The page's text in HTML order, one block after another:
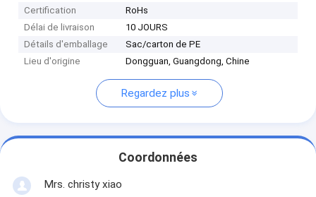
Certification
RoHs
Délai de livraison
10 JOURS
Détails d'emballage
Sac/carton de PE
Lieu d'origine
Dongguan, Guangdong, Chine
Regardez plus
Coordonnées
Mrs. christy xiao